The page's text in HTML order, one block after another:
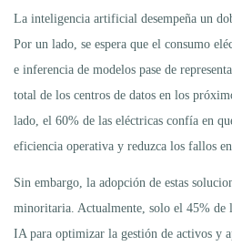
La inteligencia artificial desempeña un
Por un lado, se espera que el consumo
e inferencia de modelos pase de
total de los centros de datos en los
lado, el 60% de las eléctricas confía en
eficiencia operativa y reduzca los fallos
Sin embargo, la adopción de estas
minoritaria. Actualmente, solo el 45% de
IA para optimizar la gestión de activos y